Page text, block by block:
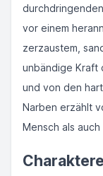
vor einem
zerzaustem,
unbändige Kraft
und von den
Narben erzählt
Mensch als